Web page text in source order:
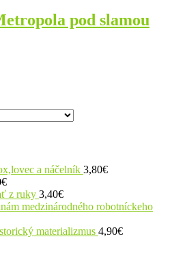
pod slamou
a náčelník 3,80€
€
z ruky 3,40€
medzinárodného robotníckeho
materializmus 4,90€